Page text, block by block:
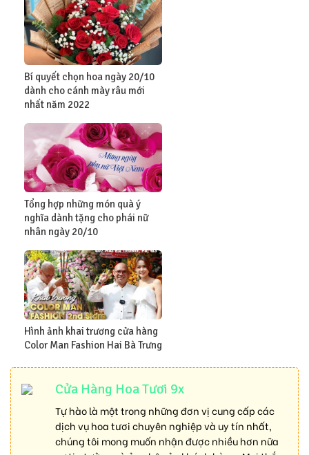
Bí quyết chọn hoa ngày 20/10
dành cho cánh mày râu mới
nhất năm 2022
Tổng hợp những món quà ý
nghĩa dành tặng cho phái nữ
nhân ngày 20/10
Hình ảnh khai trương cửa hàng
Color Man Fashion Hai Bà Trưng
Cửa Hàng Hoa Tươi 9x
Tự hào là một trong những đơn vị cung cấp các
dịch vụ hoa tươi chuyên nghiệp và uy tín nhất,
chúng tôi mong muốn nhận được nhiều hơn nữa